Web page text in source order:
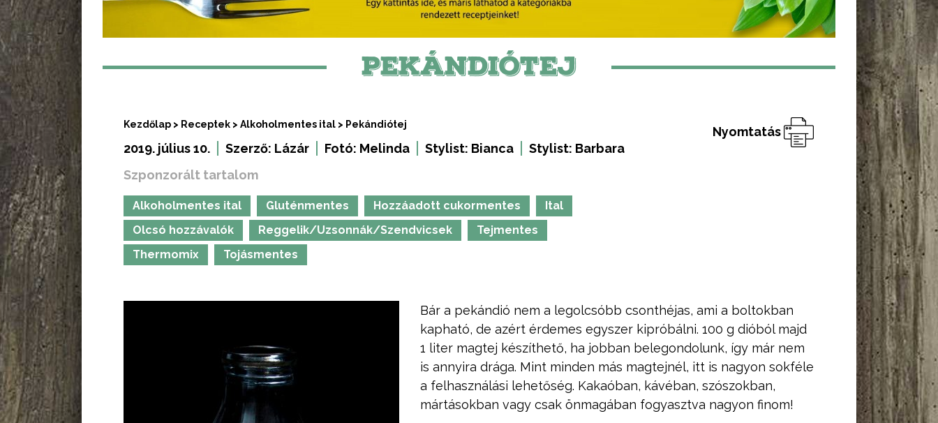
PEKÁNDIÓTEJ
Kezdőlap > Receptek > Alkoholmentes ital > Pekándiótej
2019. július 10. Szerző: Lázár Fotó: Melinda Stylist: Bianca Stylist: Barbara
Szponzorált tartalom
Alkoholmentes ital Gluténmentes Hozzáadott cukormentes
Ital
Olcsó hozzávalók
Reggelik/Uzsonnák/Szendvicsek
Tejmentes
Thermomix
Tojásmentes
Nyomtatás
Bár a pekándió nem a legolcsóbb csonthéjas, ami a boltokban
kapható, de azért érdemes egyszer kipróbálni. 100 g dióból majd
1 liter magtej készíthető, ha jobban belegondolunk, így már nem
is annyira drága. Mint minden más magtejnél, itt is nagyon sokféle
a felhasználási lehetőség. Kakaóban, kávéban, szószokban,
mártásokban vagy csak önmagában fogyasztva nagyon finom!